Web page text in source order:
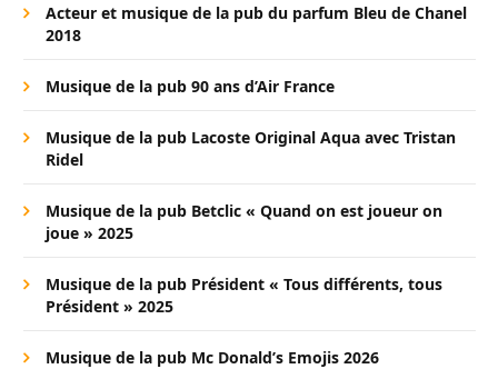
Acteur et musique de la pub du parfum Bleu de Chanel
2018
Musique de la pub 90 ans d’Air France
Musique de la pub Lacoste Original Aqua avec Tristan
Ridel
Musique de la pub Betclic « Quand on est joueur on
joue » 2025
Musique de la pub Président « Tous différents, tous
Président » 2025
Musique de la pub Mc Donald’s Emojis 2026